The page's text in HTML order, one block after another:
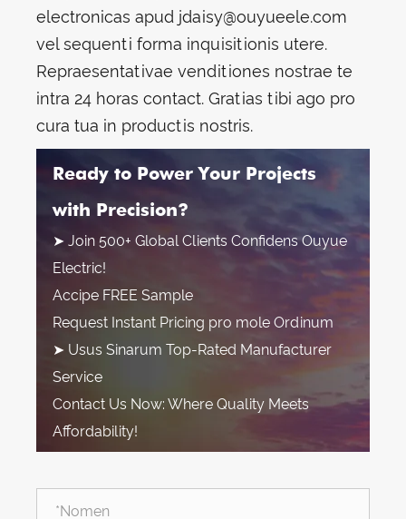
electronicas apud jdaisy@ouyueele.com
vel sequenti forma inquisitionis utere.
Repraesentativae venditiones nostrae te
intra 24 horas contact. Gratias tibi ago pro
cura tua in productis nostris.
Ready to Power Your Projects
with Precision?
➤ Join 500+ Global Clients Confidens Ouyue
Electric!
Accipe FREE Sample
Request Instant Pricing pro mole Ordinum
➤ Usus Sinarum Top-Rated Manufacturer
Service
Contact Us Now: Where Quality Meets
Affordability!